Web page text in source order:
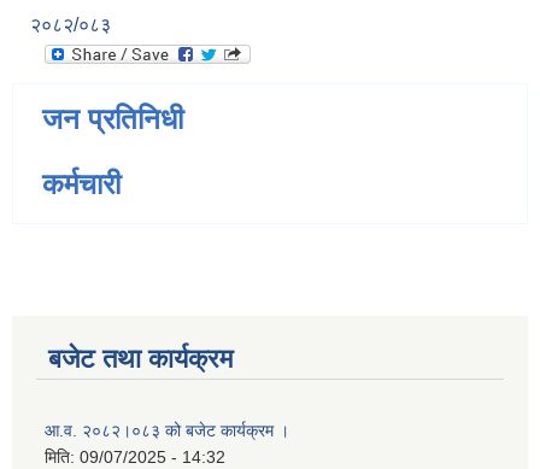
२०८२/०८३
जन प्रतिनिधी
कर्मचारी
बजेट तथा कार्यक्रम
आ.व. २०८२।०८३ को बजेट कार्यक्रम ।
मिति: 09/07/2025 - 14:32